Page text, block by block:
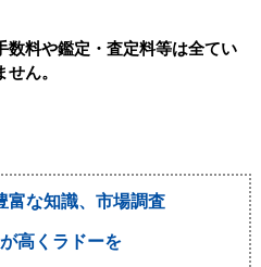
数料や鑑定・査定料等は全てい
せん。
富な知識、市場調査
高くラドーを